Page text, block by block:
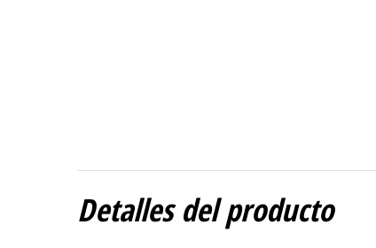
Detalles del producto